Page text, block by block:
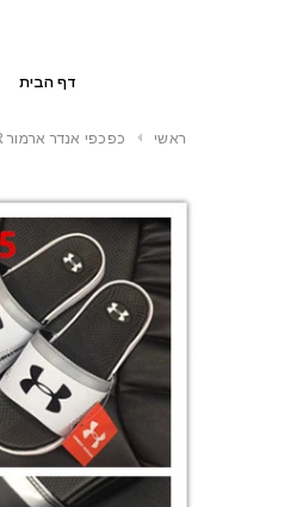
דף הבית
ראשי כפכפי אנדר ארמור UNDER ARMOR לגברים